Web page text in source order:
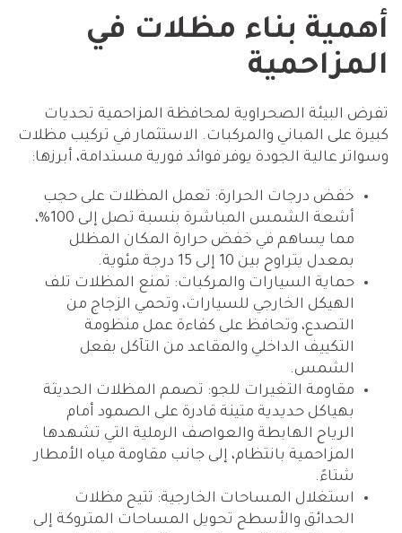
أهمية بناء مظلات في
المزاحمية
تفرض البيئة الصحراوية لمحافظة المزاحمية تحديات
كبيرة على المباني والمركبات. الاستثمار في تركيب مظلات
وسواتر عالية الجودة يوفر فوائد فورية مستدامة، أبرزها:
خفض درجات الحرارة: تعمل المظلات على حجب
أشعة الشمس المباشرة بنسبة تصل إلى 100%،
مما يساهم في خفض حرارة المكان المظلل
بمعدل يتراوح بين 10 إلى 15 درجة مئوية.
حماية السيارات والمركبات: تمنع المظلات تلف
الهيكل الخارجي للسيارات، وتحمي الزجاج من
التصدع، وتحافظ على كفاءة عمل منظومة
التكييف الداخلي والمقاعد من التآكل بفعل
الشمس.
مقاومة التغيرات للجو: تصمم المظلات الحديثة
بهياكل حديدية متينة قادرة على الصمود أمام
الرياح الهابطة والعواصف الرملية التي تشهدها
المزاحمية بانتظام، إلى جانب مقاومة مياه الأمطار
شتاءً.
استغلال المساحات الخارجية: تتيح مظلات
الحدائق والأسطح تحويل المساحات المتروكة إلى